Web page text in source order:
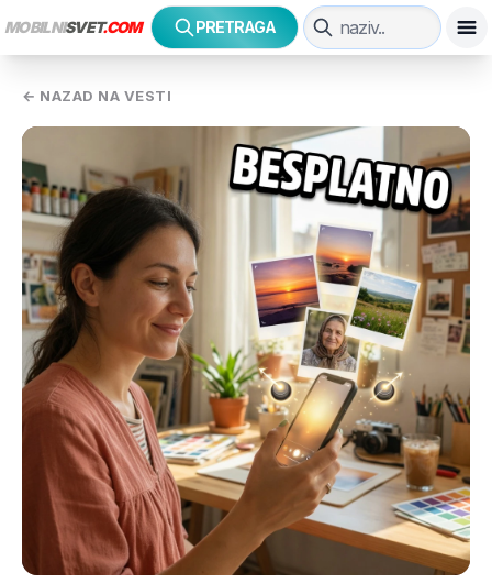
MOBILNISVET.COM PRETRAGA
← NAZAD NA VESTI